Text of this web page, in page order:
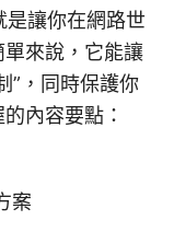
讓你在網路世
來說，它能讓
”，同時保護你
內容要點：
案